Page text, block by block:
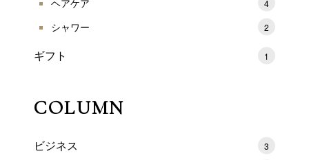
4
シャワー 2
ギフト 1
COLUMN
ビジネス 3